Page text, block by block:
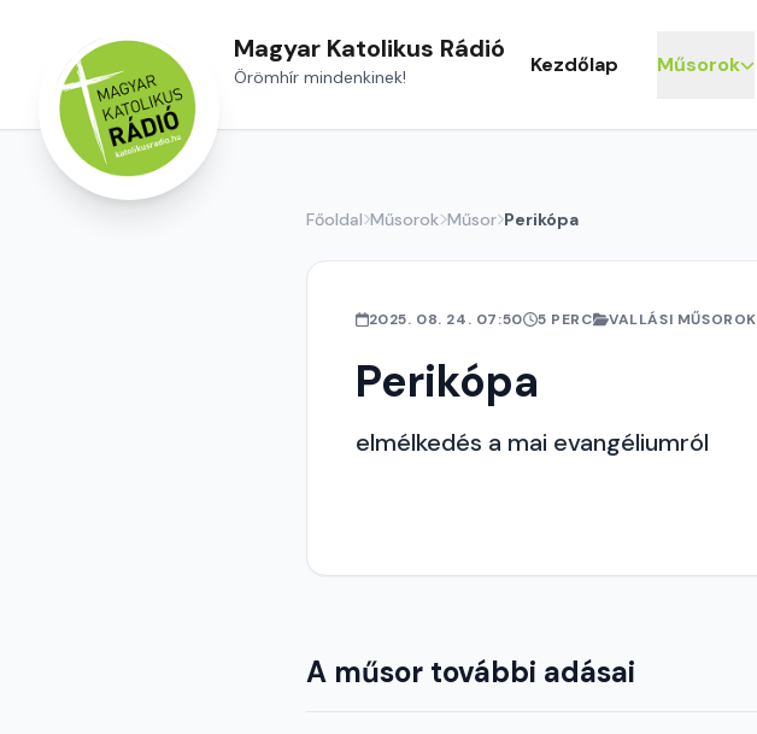
Magyar Katolikus Rádió
Örömhír mindenkinek! Kezdőlap Műsorok
Főoldal Műsorok Műsor Perikópa
2025. 08. 24. 07:50 5 PERC VALLÁSI MŰSOROK
Perikópa
elmélkedés a mai evangéliumról
A műsor további adásai